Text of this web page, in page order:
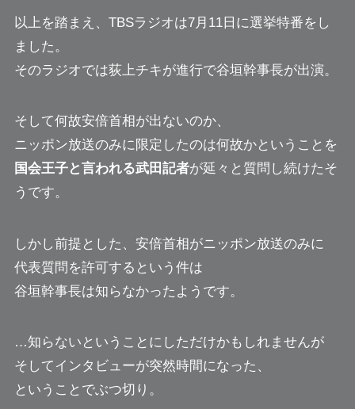
以上を踏まえ、TBSラジオは7月11日に選挙特番をし
ました。
そのラジオでは荻上チキが進行で谷垣幹事長が出演。
そして何故安倍首相が出ないのか、
ニッポン放送のみに限定したのは何故かということを
国会王子と言われる武田記者が延々と質問し続けたそ
うです。
しかし前提とした、安倍首相がニッポン放送のみに
代表質問を許可するという件は
谷垣幹事長は知らなかったようです。
…知らないということにしただけかもしれませんが
そしてインタビューが突然時間になった、
ということでぶつ切り。